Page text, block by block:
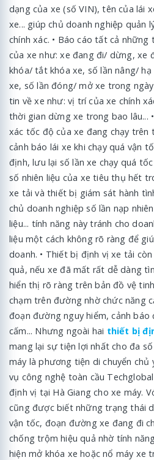
dạng của xe (số VIN), tên của lái
xe... giúp chủ doanh nghiệp quản
chính xác. • Báo cáo tất cả
của xe như: xe đang đi/ dừng, xe
khóa/ tắt khóa xe, số lần nâng/
xe, số lần đóng/ mở xe trong
tin về xe như: vị trí của xe chính
thời gian dừng xe trong bao lâu...
xác tốc độ của xe đang chạy
cảnh báo lái xe khi chạy quá vận
định, lưu lại số lần xe chạy quá
số nhiên liệu của xe tiêu thụ hết
xe tải và thiết bị giám sát hành
chủ doanh nghiệp số lần nạp
liệu... tính năng này tránh cho
liệu một cách không rõ ràng để
doanh. • Thiết bị định vị xe tải
quả, nếu xe đã mất rất dễ dàng
hiển thị rõ ràng trên bản đồ vệ
chạm trên đường nhờ chức năng
đoạn đường nguy hiểm, cảnh báo
cấm... Nhưng ngoài hai thiết bị
mang lại sự tiện lợi nhất cho đa
máy là phương tiện di chuyển
vụ công nghệ toàn cầu
định vị tại Hà Giang cho xe máy.
cũng được biết những trạng thái
vận tốc, đoạn đường xe đang đi
chống trộm hiệu quả nhờ tính
hiện mở khóa xe hoặc nổ máy xe